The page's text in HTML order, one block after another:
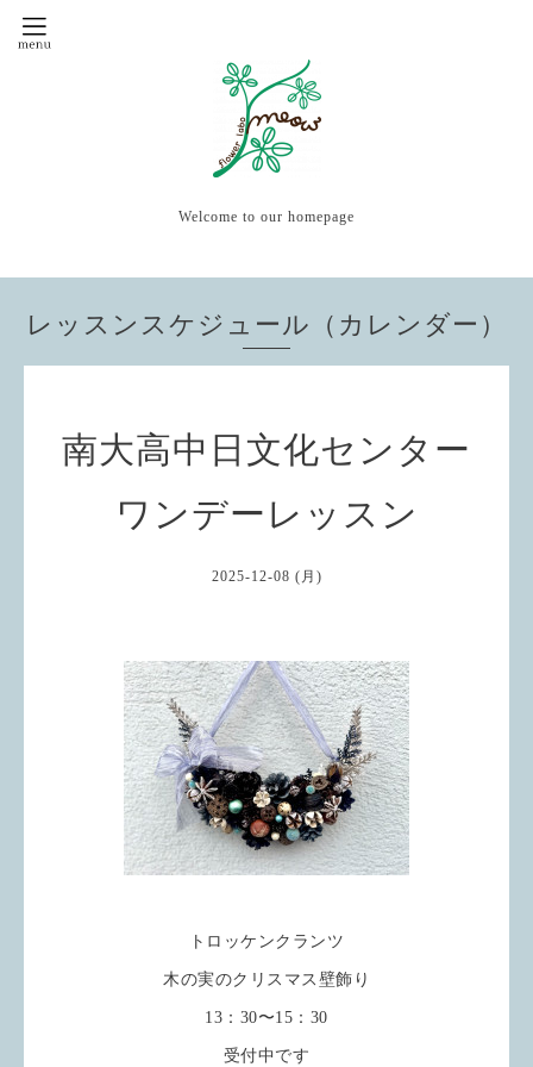
Welcome to our homepage
レッスンスケジュール（カレンダー）
南大高中日文化センター
ワンデーレッスン
2025-12-08 (月)
トロッケンクランツ
木の実のクリスマス壁飾り
13：30〜15：30
受付中です